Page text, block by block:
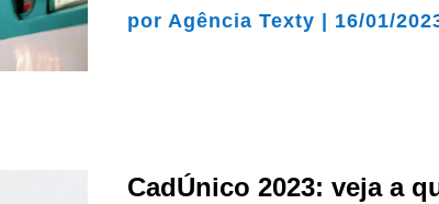
porAgência Texty 16/01/
CadÚnico 2023: veja a